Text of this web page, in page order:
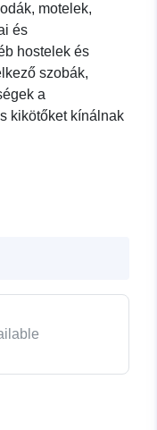
motelek,
és
hostelek és
szobák,
a
kikötőket kínálnak